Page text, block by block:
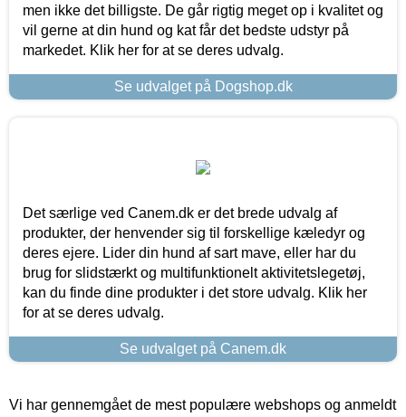
men ikke det billigste. De går rigtig meget op i kvalitet og
vil gerne at din hund og kat får det bedste udstyr på
markedet. Klik her for at se deres udvalg.
Se udvalget på Dogshop.dk
Det særlige ved Canem.dk er det brede udvalg af
produkter, der henvender sig til forskellige kæledyr og
deres ejere. Lider din hund af sart mave, eller har du
brug for slidstærkt og multifunktionelt aktivitetslegetøj,
kan du finde dine produkter i det store udvalg. Klik her
for at se deres udvalg.
Se udvalget på Canem.dk
Vi har gennemgået de mest populære webshops og anmeldt